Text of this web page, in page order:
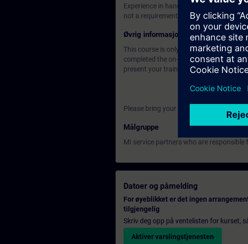
Experience in handling process
not a requirement.
Øvrig informasjon
This course is only for candidates of the
completed the on-demand training units
present your training certificate as
Please bring your own laptop.
Målgruppe
MI service partners who are
Datoer og påmelding
For øyeblikket er det ingen
tilgjengelig
Skriv deg opp på ventelisten for kurset,
Aktiver varslingstjenesten